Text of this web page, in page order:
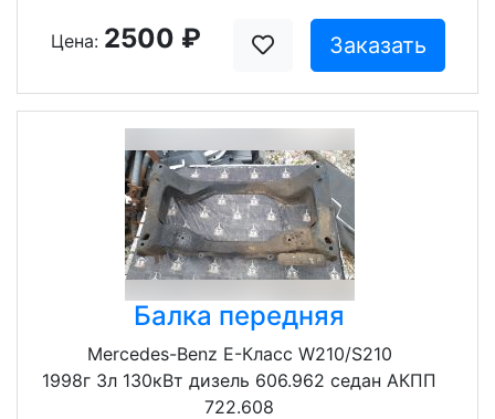
Цена: 2500 ₽ Заказать
Балка передняя
Mercedes-Benz E-Класс W210/S210
1998г 3л 130кВт дизель 606.962 седан АКПП
722.608